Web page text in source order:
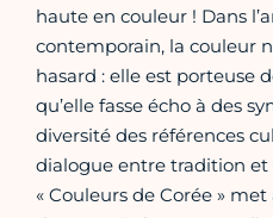
haute en couleur ! Dans
contemporain, la couleur
hasard : elle est porteuse
qu’elle fasse écho à des
diversité des références
dialogue entre tradition
« Couleurs de Corée »